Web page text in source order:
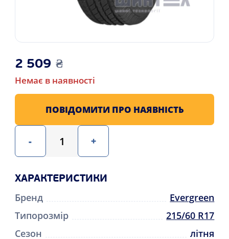
2 509 ₴
Немає в наявності
- +
ПОВІДОМИТИ ПРО НАЯВНІСТЬ
ХАРАКТЕРИСТИКИ
Бренд
Evergreen
Типорозмір
215/60 R17
Сезон
літня